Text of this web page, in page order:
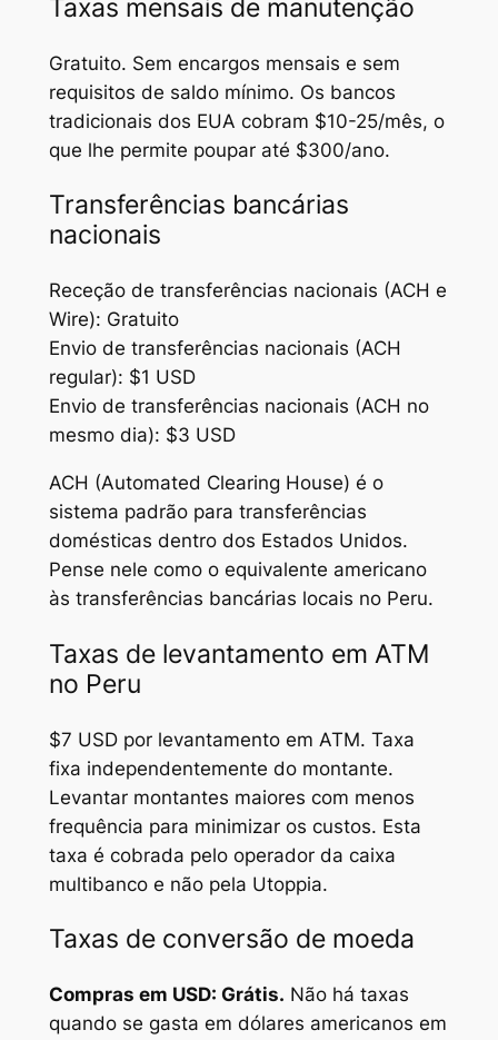
Taxas mensais de manutenção
Gratuito. Sem encargos mensais e sem
requisitos de saldo mínimo. Os bancos
tradicionais dos EUA cobram $10-25/mês, o
que lhe permite poupar até $300/ano.
Transferências bancárias
nacionais
Receção de transferências nacionais (ACH e
Wire): Gratuito
Envio de transferências nacionais (ACH
regular): $1 USD
Envio de transferências nacionais (ACH no
mesmo dia): $3 USD
ACH (Automated Clearing House) é o
sistema padrão para transferências
domésticas dentro dos Estados Unidos.
Pense nele como o equivalente americano
às transferências bancárias locais no Peru.
Taxas de levantamento em ATM
no Peru
$7 USD por levantamento em ATM. Taxa
fixa independentemente do montante.
Levantar montantes maiores com menos
frequência para minimizar os custos. Esta
taxa é cobrada pelo operador da caixa
multibanco e não pela Utoppia.
Taxas de conversão de moeda
Compras em USD: Grátis. Não há taxas
quando se gasta em dólares americanos em